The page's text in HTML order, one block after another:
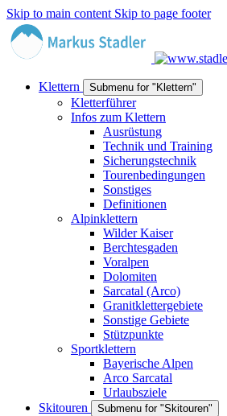
Skip to main content Skip to page footer
Klettern Submenu for "Klettern"
Kletterführer
Infos zum Klettern
Ausrüstung
Technik und Training
Sicherungstechnik
Tourenbedingungen
Sonstiges
Definitionen
Alpinklettern
Wilder Kaiser
Berchtesgaden
Voralpen
Dolomiten
Sarcatal (Arco)
Granitklettergebiete
Sonstige Gebiete
Stützpunkte
Sportklettern
Bayerische Alpen
Arco Sarcatal
Urlaubsziele
Skitouren
Submenu for "Skitouren"